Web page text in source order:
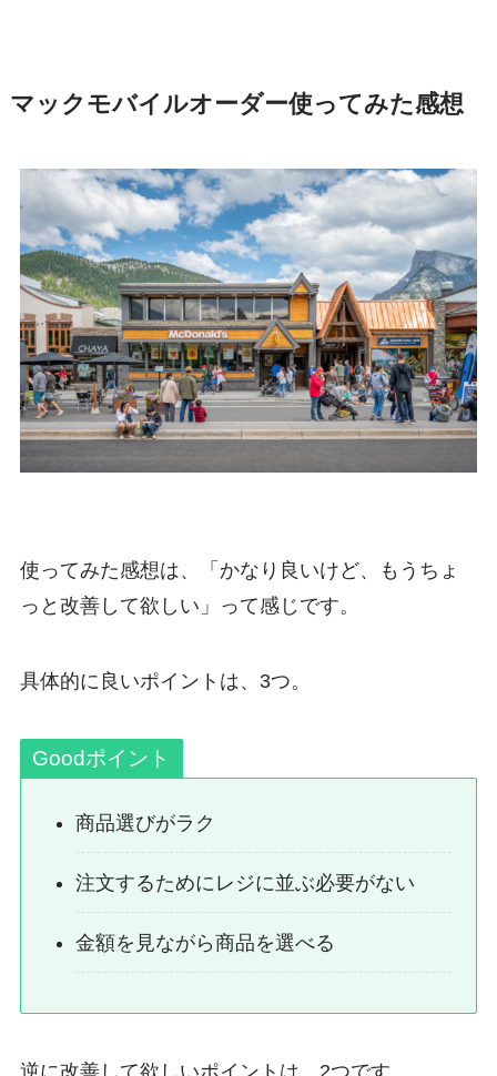
マックモバイルオーダー使ってみた感想
使ってみた感想は、「かなり良いけど、もうちょ
っと改善して欲しい」って感じです。
具体的に良いポイントは、3つ。
Goodポイント
商品選びがラク
注文するためにレジに並ぶ必要がない
金額を見ながら商品を選べる
逆に改善して欲しいポイントは、2つです。